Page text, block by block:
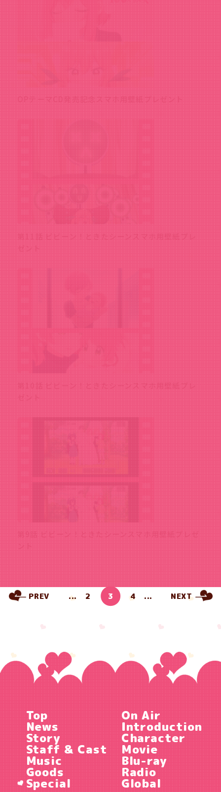
OPテーマCD発売記念スマホ用壁紙プレゼント
第11話 ビビーン！ときたシーンスマホ用壁紙プレ
ゼント
第10話 ビビーン！ときたシーンスマホ用壁紙プレ
ゼント
第9話 ビビーン！ときたシーンスマホ用壁紙プレゼ
ント
PREV ... 2 3 4 ... NEXT
Top On Air
News Introduction
Story Character
Staff & Cast Movie
Music Blu-ray
Goods Radio
Special Global